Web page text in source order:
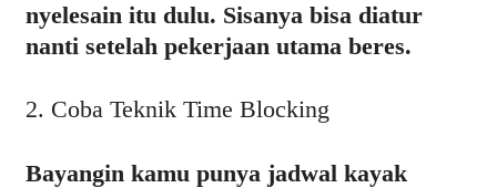
nyelesain itu dulu. Sisanya bisa diatur
nanti setelah pekerjaan utama beres.
2. Coba Teknik Time Blocking
Bayangin kamu punya jadwal kayak